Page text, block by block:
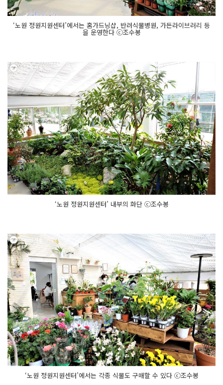
‘노원 정원지원센터’에서는 홈가드닝샵, 반려식물병원, 가든라이브러리 등
을 운영한다 ⓒ조수봉
‘노원 정원지원센터’ 내부의 화단 ⓒ조수봉
‘노원 정원지원센터’에서는 각종 식물도 구매할 수 있다 ⓒ조수봉